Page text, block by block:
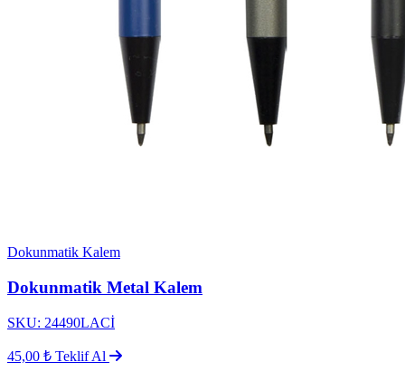
Dokunmatik Kalem
Dokunmatik Metal Kalem
SKU: 24490LACİ
45,00 ₺ Teklif Al